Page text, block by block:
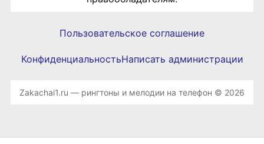
Пользовательское соглашение
КонфиденциальностьНаписать администрации
Zakachai1.ru — рингтоны и мелодии на телефон © 2026